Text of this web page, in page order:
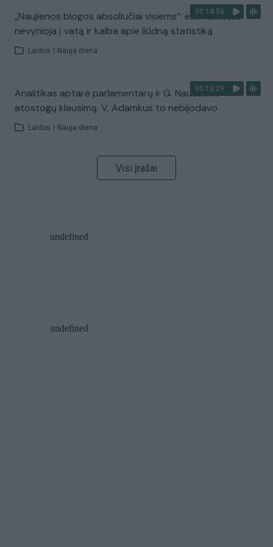
00:14:55
„Naujienos blogos absoliučiai visiems“: ekonomistas
nevynioja į vatą ir kalba apie liūdną statistiką
Laidos Nauja diena
00:10:29
Analitikas aptarė parlamentarų ir G. Nausėdos
atostogų klausimą: V. Adamkus to nebijodavo
Laidos Nauja diena
Visi įrašai